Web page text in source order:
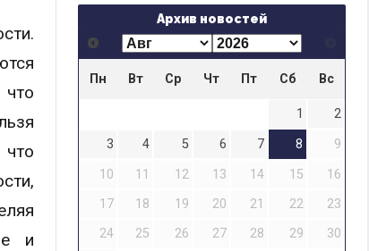
и
Архив новостей
Пн Вт Ср Чт Пт Сб Вс
1
2
3
4 5 6 7 8
9
10
11 12 13 14 15
16
17
18 19 20 21 22
23
24
25 26 27 28 29
30